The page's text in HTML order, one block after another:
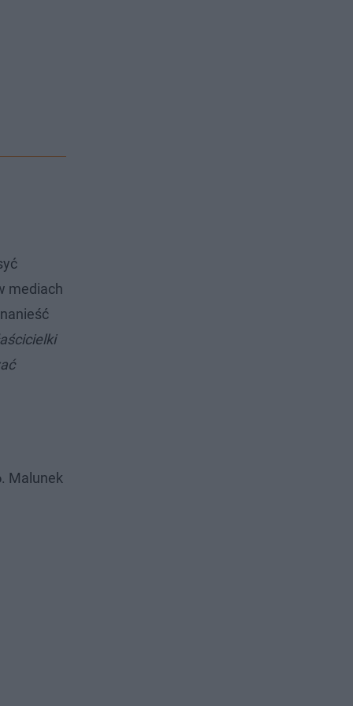
mediach
. Malunek